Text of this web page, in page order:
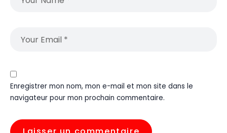
Enregistrer mon nom, mon e-mail et mon site dans le
navigateur pour mon prochain commentaire.